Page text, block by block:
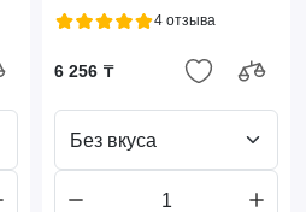
4 отзыва
6 256 ₸
Без вкуса